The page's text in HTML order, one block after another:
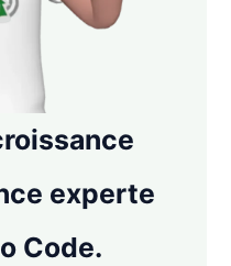
experte
Code.